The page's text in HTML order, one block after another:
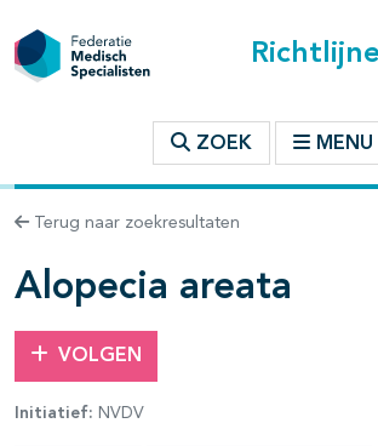
ZOEK MENU
Terug naar zoekresultaten
Alopecia areata
VOLGEN
Initiatief: NVDV
binnen deze richtlijn